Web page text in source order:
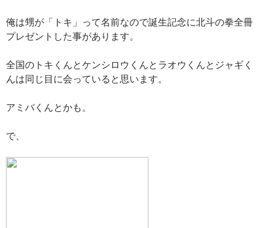
俺は甥が「トキ」って名前なので誕生記念に北斗の拳全冊
プレゼントした事があります。
全国のトキくんとケンシロウくんとラオウくんとジャギく
んは同じ目に会っていると思います。
アミバくんとかも。
で、